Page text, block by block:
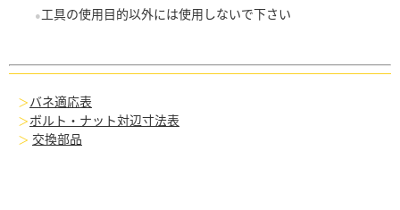
工具の使用目的以外には使用しないで下さい
バネ適応表
ボルト・ナット対辺寸法表
交換部品